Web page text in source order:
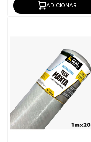
ADICIONAR